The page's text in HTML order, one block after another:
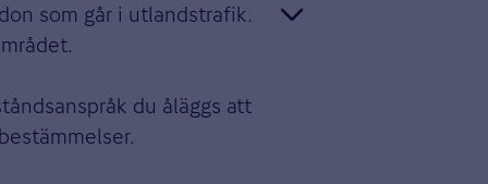
som går i utlandstrafik.
du åläggs att